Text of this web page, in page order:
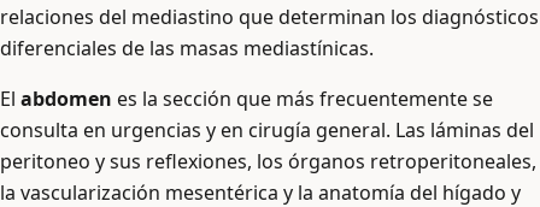
relaciones del mediastino que determinan los diagnósticos
diferenciales de las masas mediastínicas.
El abdomen es la sección que más frecuentemente se
consulta en urgencias y en cirugía general. Las láminas del
peritoneo y sus reflexiones, los órganos retroperitoneales,
la vascularización mesentérica y la anatomía del hígado y